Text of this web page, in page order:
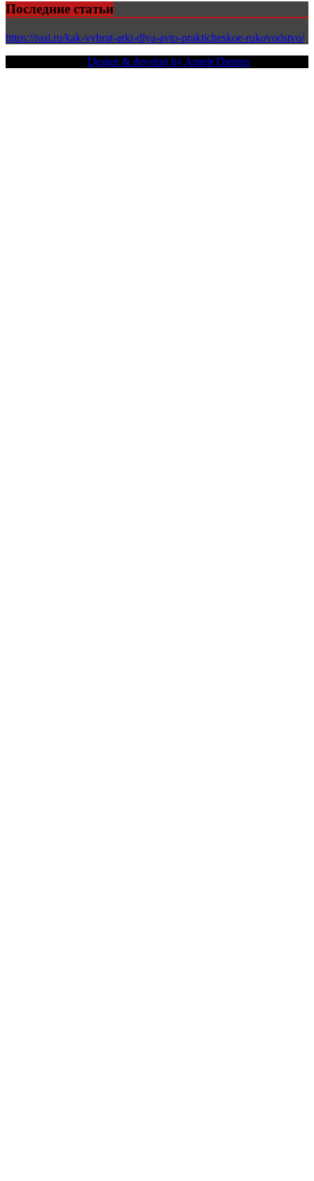
Последние статьи
https://rasi.ru/kak-vybrat-arki-dlya-avto-prakticheskoe-rukovodstvo/
Design & develop by AmpleThemes